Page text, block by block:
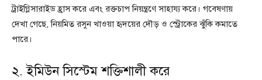
ট্রাইগ্লিসারাইড হ্রাস করে এবং রক্তচাপ নিয়ন্ত্রণে সাহায্য করে। গবেষণায়
দেখা গেছে, নিয়মিত রসুন খাওয়া হৃদয়ের দৌড় ও স্ট্রোকের ঝুঁকি কমাতে
পারে।
২. ইমিউন সিস্টেম শক্তিশালী করে